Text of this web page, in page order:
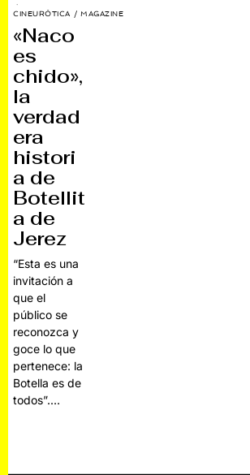
CINEURÓTICA / MAGAZINE
«Naco
es
chido»,
la
verdad
era
histori
a de
Botellit
a de
Jerez
“Esta es una
invitación a
que el
público se
reconozca y
goce lo que
pertenece: la
Botella es de
todos”.…